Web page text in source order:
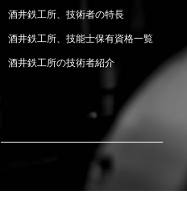
酒井鉄工所、技術者の特長
酒井鉄工所、技能士保有資格一覧
酒井鉄工所の技術者紹介